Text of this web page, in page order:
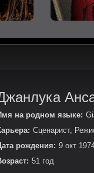
на родном языке:
Сценарист,
рождения: 9 окт
51 год